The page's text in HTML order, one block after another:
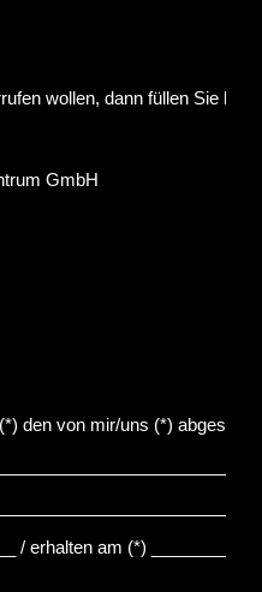
wollen, dann füllen Sie
GmbH
den von mir/uns (*)
/ erhalten am (*)